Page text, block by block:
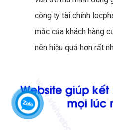
công ty tài chính
mắc của khách hàng
nên hiệu quả hơn rất